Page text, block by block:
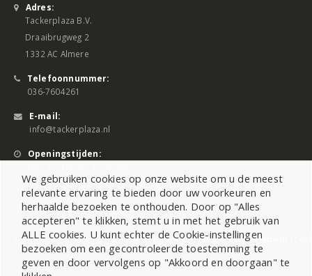
Adres:
Tackerplaza B.V.
Draaibrugweg 2
1332 AC Almere
Telefoonnummer:
036-7604261
E-mail:
info@tackerplaza.nl
Openingstijden:
©2026 All Rights Reserved |Sitemap|Cookiebeleid|Privacy Statement
We gebruiken cookies op onze website om u de meest
relevante ervaring te bieden door uw voorkeuren en
herhaalde bezoeken te onthouden. Door op "Alles
accepteren" te klikken, stemt u in met het gebruik van
ALLE cookies. U kunt echter de Cookie-instellingen
bezoeken om een gecontroleerde toestemming te
geven en door vervolgens op "Akkoord en doorgaan" te